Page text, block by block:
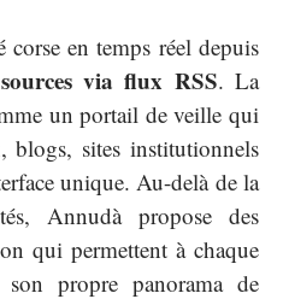
corse en temps réel depuis
via flux RSS. La
un portail de veille qui
blogs, sites institutionnels
unique. Au-delà de la
Annudà propose des
qui permettent à chaque
propre panorama de